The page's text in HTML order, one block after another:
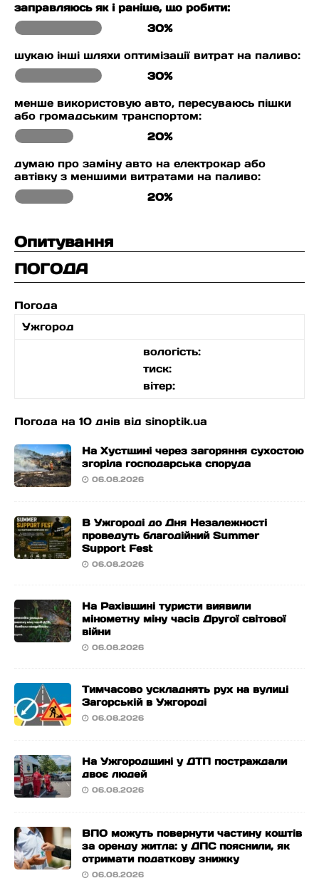
заправляюсь як і раніше, що робити:
30%
шукаю інші шляхи оптимізації витрат на паливо:
30%
менше використовую авто, пересуваюсь пішки
або громадським транспортом:
20%
думаю про заміну авто на електрокар або
автівку з меншими витратами на паливо:
20%
Опитування
ПОГОДА
Погода
Ужгород
вологість:
тиск:
вітер:
Погода на 10 днів від sinoptik.ua
На Хустщині через загоряння сухостою
згоріла господарська споруда
06.08.2026
В Ужгороді до Дня Незалежності
проведуть благодійний Summer
Support Fest
06.08.2026
На Рахівщині туристи виявили
мінометну міну часів Другої світової
війни
06.08.2026
Тимчасово ускладнять рух на вулиці
Загорській в Ужгороді
06.08.2026
На Ужгородщині у ДТП постраждали
двоє людей
06.08.2026
ВПО можуть повернути частину коштів
за оренду житла: у ДПС пояснили, як
отримати податкову знижку
06.08.2026